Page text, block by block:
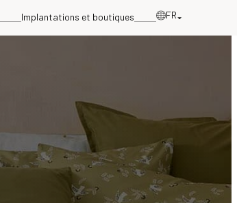
Implantations et boutiques FR